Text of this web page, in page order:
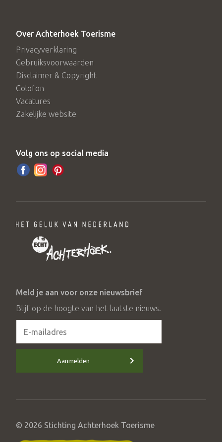
Over Achterhoek Toerisme
Privacyverklaring
Gebruiksvoorwaarden
Disclaimer & Copyright
Colofon
Vacatures
Zakelijke website
Volg ons op social media
Meld je aan voor onze nieuwsbrief
Blijf op de hoogte van het laatste nieuws.
Aanmelden
© 2026 Stichting Achterhoek Toerisme